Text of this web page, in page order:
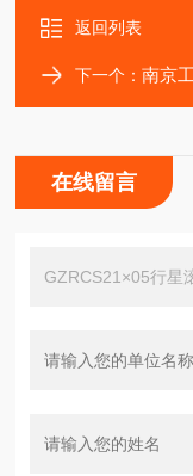
返回列表
下一个：南京工
在线留言